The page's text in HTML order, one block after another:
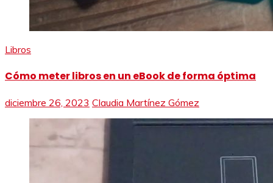
Libros
Cómo meter libros en un eBook de forma óptima
diciembre 26, 2023 Claudia Martínez Gómez